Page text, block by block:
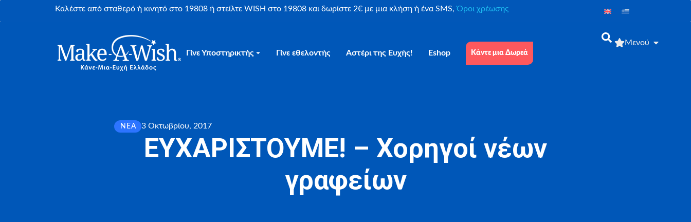
Καλέστε από σταθερό ή κινητό στο 19808 ή στείλτε WISH στο 19808 και δωρίστε 2€ με μια κλήση ή ένα SMS,Όροι χρέωσης
Γίνε Υποστηρικτής Γίνε εθελοντής Αστέρι της Ευχής! Eshop Κάντε μια Δωρεά
Μενού
ΝΈΑ 3 Οκτωβρίου, 2017
ΕΥΧΑΡΙΣΤΟΥΜΕ! – Χορηγοί νέων
γραφείων